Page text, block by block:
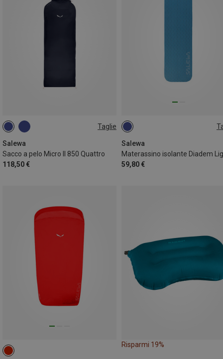
Taglie
Salewa
Sacco a pelo Micro II 850 Quattro
118,50 €
MAX. 185CM | LEFT
MAX. 185CM | RIGHT
Salewa
Materassino isolante Diadem
59,80 €
183X51CM
Risparmi 19%